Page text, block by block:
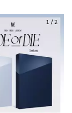
1 / 2